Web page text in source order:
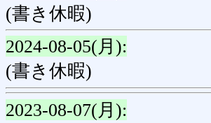
(書き休暇)
2024-08-05(月):
(書き休暇)
2023-08-07(月):